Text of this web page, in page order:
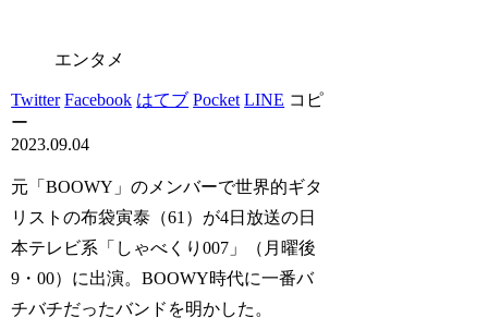
エンタメ
Twitter Facebook はてブ Pocket LINE コピ
ー
2023.09.04
元「BOOWY」のメンバーで世界的ギタ
リストの布袋寅泰（61）が4日放送の日
本テレビ系「しゃべくり007」（月曜後
9・00）に出演。BOOWY時代に一番バ
チバチだったバンドを明かした。